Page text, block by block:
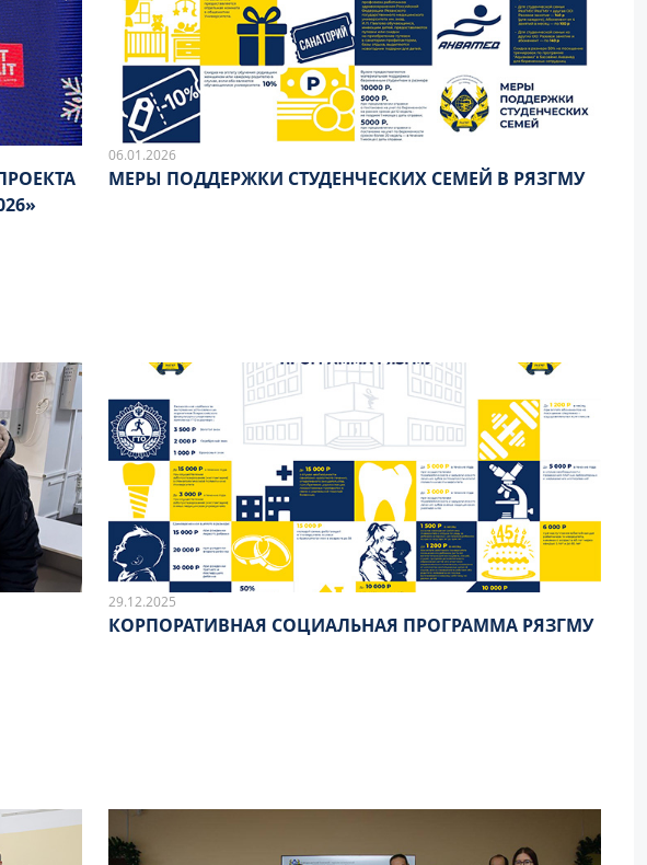
06.01.2026
МЕРЫ ПОДДЕРЖКИ СТУДЕНЧЕСКИХ СЕМЕЙ В РЯЗГМУ
29.12.2025
КОРПОРАТИВНАЯ СОЦИАЛЬНАЯ ПРОГРАММА РЯЗГМУ